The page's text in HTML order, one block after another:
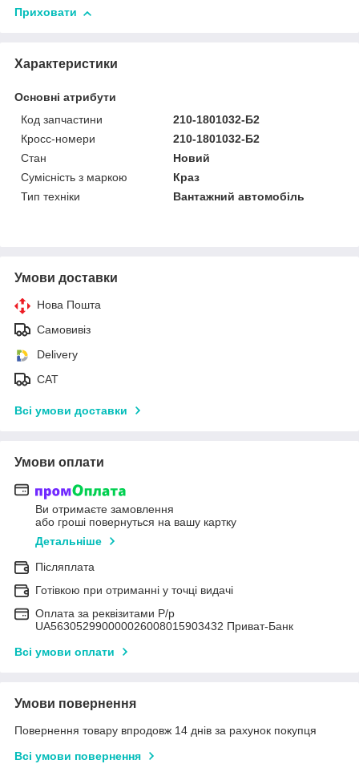
Приховати
Характеристики
Основні атрибути
Код запчастини
210-1801032-Б2
Кросс-номери
210-1801032-Б2
Стан
Новий
Сумісність з маркою
Краз
Тип техніки
Вантажний автомобіль
Умови доставки
Нова Пошта
Самовивіз
Delivery
САТ
Всі умови доставки
Умови оплати
Ви отримаєте замовлення
або гроші повернуться на вашу картку
Детальніше
Післяплата
Готівкою при отриманні у точці видачі
Оплата за реквізитами Р/р
UA563052990000026008015903432 Приват-Банк
Всі умови оплати
Умови повернення
Повернення товару впродовж 14 днів за рахунок покупця
Всі умови повернення